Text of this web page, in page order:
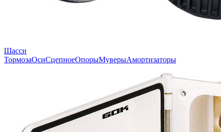
Шасси
ТормозаОсиСцепноеОпорыМуверыАмортизаторы